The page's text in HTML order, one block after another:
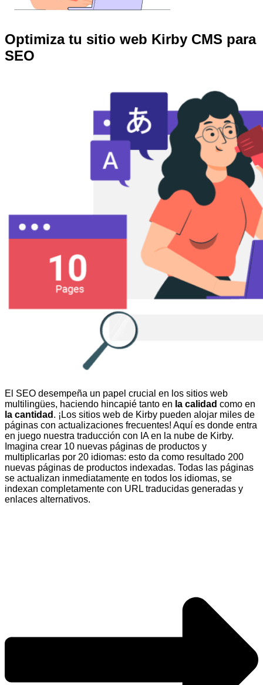
Optimiza tu sitio web Kirby CMS para
SEO
El SEO desempeña un papel crucial en los sitios web
multilingües, haciendo hincapié tanto en la calidad como en
la cantidad . ¡Los sitios web de Kirby pueden alojar miles de
páginas con actualizaciones frecuentes! Aquí es donde entra
en juego nuestra traducción con IA en la nube de Kirby.
Imagina crear 10 nuevas páginas de productos y
multiplicarlas por 20 idiomas: esto da como resultado 200
nuevas páginas de productos indexadas. Todas las páginas
se actualizan inmediatamente en todos los idiomas, se
indexan completamente con URL traducidas generadas y
enlaces alternativos.